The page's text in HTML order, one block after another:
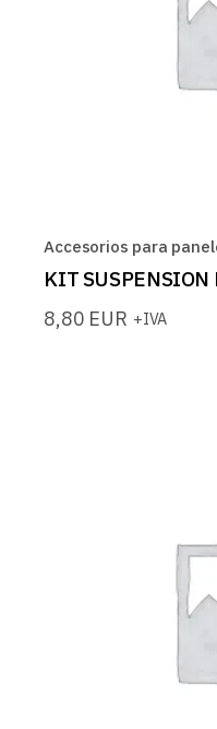
Accesorios para
KIT SUSPENSION
8,80 EUR +IVA